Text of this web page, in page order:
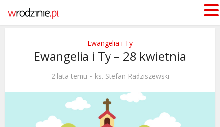
Ewangelia i Ty
Ewangelia i Ty – 28 kwietnia
2 lata temu ks. Stefan Radziszewski